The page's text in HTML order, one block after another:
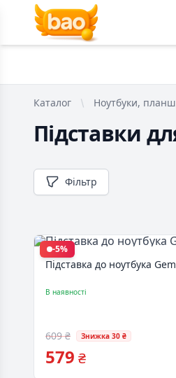
Каталог Ноутбуки,
Підставки
Фільтр
-5%
Підставка до ноутбука
В наявності
609 ₴ Знижка 30 ₴
579 ₴